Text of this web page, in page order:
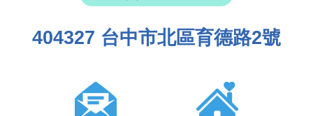
404327 台中市北區育德路2號